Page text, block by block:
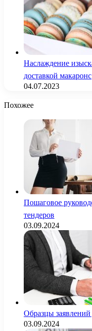
Наслаждение
доставкой макаронс
04.07.2023
Похожее
Пошаговое
тендеров
03.09.2024
Образцы
03.09.2024